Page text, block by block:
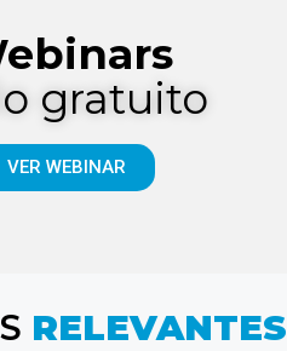
gratuito
VER WEBINAR
RELEVANTES